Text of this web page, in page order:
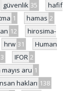
güvenlik 35
hafif
1 hamas 2
12
hirosima-
hrw 31
Human
3 IFOR 2
aru 1
hakları 138